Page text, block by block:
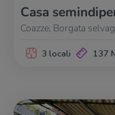
Casa
Coazze, Borgata
3 locali 137